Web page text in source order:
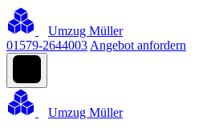
Umzug Müller
01579-2644003 Angebot anfordern
Umzug Müller